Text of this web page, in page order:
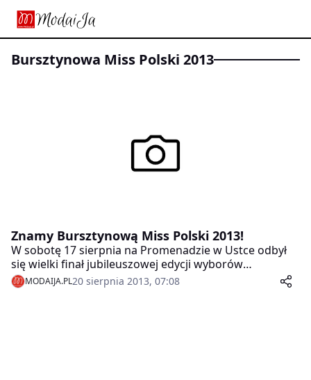
Bursztynowa Miss Polski 2013
Znamy Bursztynową Miss Polski 2013!
W sobotę 17 sierpnia na Promenadzie w Ustce odbył
się wielki finał jubileuszowej edycji wyborów
Bursztynowej Miss Polski 2013.
MODAIJA.PL20 sierpnia 2013, 07:08